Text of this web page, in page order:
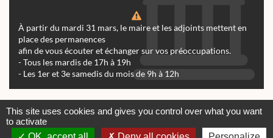
À partir du mardi 31 mars, le maire et les adjoints mettent en
place des permanences
afin de vous écouter et échanger sur vos préoccupations.
- Tous les mardis de 17h à 19h
- Les 1er et 3e samedis du mois de 9h à 12h
Contactez-nous
Mentions légales
This site uses cookies and gives you control over what you want
to activate